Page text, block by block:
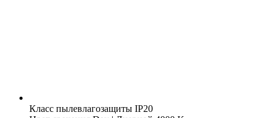
Класс пылевлагозащиты IP20